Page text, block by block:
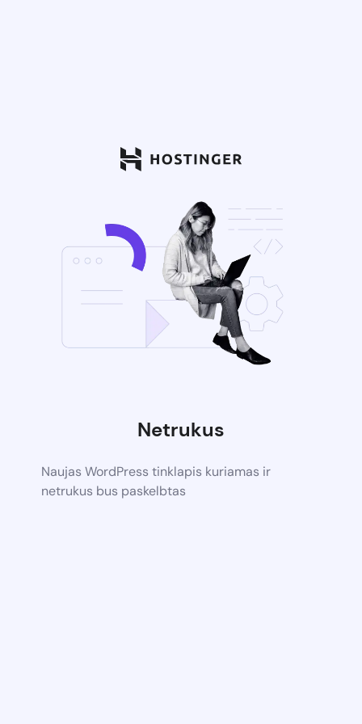
Netrukus
Naujas WordPress tinklapis kuriamas ir
netrukus bus paskelbtas